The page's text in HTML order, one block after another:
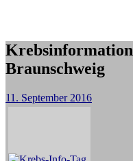
Braunschweig
11. September 2016